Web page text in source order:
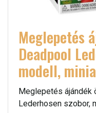
Meglepetés
Deadpool
modell,
Meglepetés ájándék
Lederhosen szobor,